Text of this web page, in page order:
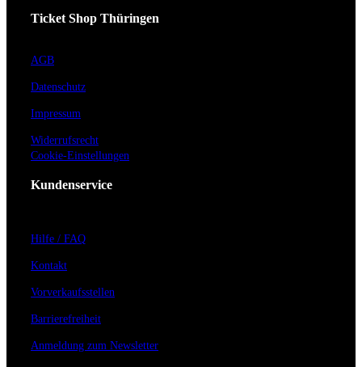
Ticket Shop Thüringen
AGB
Datenschutz
Impressum
Widerrufsrecht
Cookie-Einstellungen
Kundenservice
Hilfe / FAQ
Kontakt
Vorverkaufsstellen
Barrierefreiheit
Anmeldung zum Newsletter